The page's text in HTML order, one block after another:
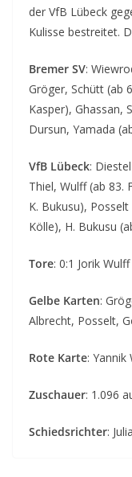
der VfB Lübeck
Kulisse bestreitet.
Bremer SV:
Gröger, Schütt (ab
Kasper), Ghassan,
Dursun, Yamada
VfB Lübeck:
Thiel, Wulff (ab 83.
K. Bukusu),
Kölle), H. Bukusu
Tore: 0:1 Jorik Wulff
Gelbe Karten:
Albrecht, Posselt,
Rote Karte:
Zuschauer: 1.096
Schiedsrichter: